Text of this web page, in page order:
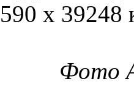
590 х 39248
Фото